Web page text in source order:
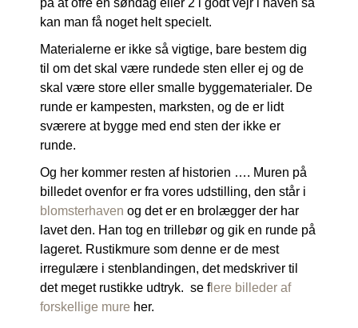
på at ofre en søndag eller 2 i godt vejr i haven så
kan man få noget helt specielt.
Materialerne er ikke så vigtige, bare bestem dig
til om det skal være rundede sten eller ej og de
skal være store eller smalle byggematerialer. De
runde er kampesten, marksten, og de er lidt
sværere at bygge med end sten der ikke er
runde.
Og her kommer resten af historien …. Muren på
billedet ovenfor er fra vores udstilling, den står i
blomsterhaven og det er en brolægger der har
lavet den. Han tog en trillebør og gik en runde på
lageret. Rustikmure som denne er de mest
irregulære i stenblandingen, det medskriver til
det meget rustikke udtryk. se flere billeder af
forskellige mure her.